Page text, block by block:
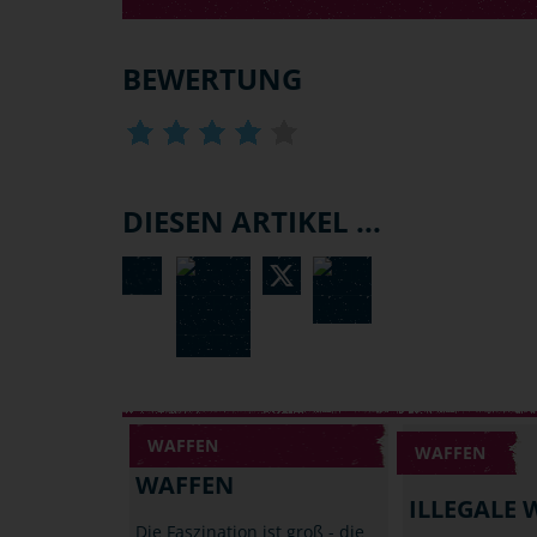
BEWERTUNG
DIESEN ARTIKEL ...
WAFFEN
WAFFEN
Die Faszination ist groß - die
WAFFEN
ILLEGALE